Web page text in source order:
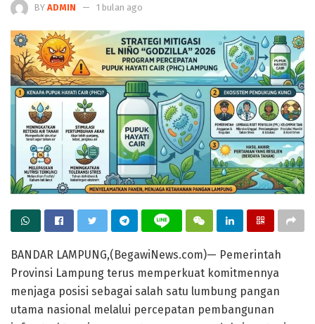
BY ADMIN 1 bulan ago
BANDAR LAMPUNG,(BegawiNews.com)— Pemerintah
Provinsi Lampung terus memperkuat komitmennya
menjaga posisi sebagai salah satu lumbung pangan
utama nasional melalui percepatan pembangunan